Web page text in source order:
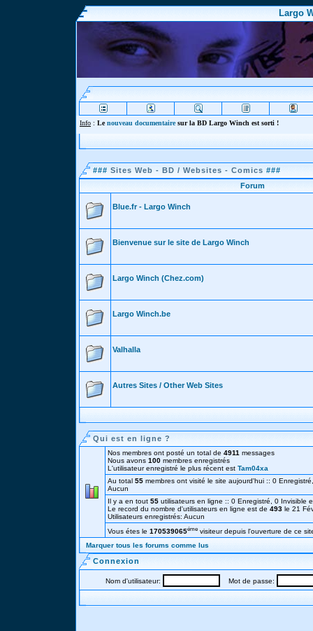
Largo
Info : Lenouveau documentairesur la BD Largo Winch est sorti !
### Sites Web - BD / Websites - Comics ###
Forum
Blue.fr - Largo Winch
Bienvenue sur le site de Largo Winch
Largo Winch (Chez.com)
Largo Winch.be
Valhalla
Autres Sites / Other Web Sites
Qui est en ligne ?
Nos membres ont posté un total de 4911 messages
Nous avons 100 membres enregistrés
L'utilisateur enregistré le plus récent est Tam04xa
Au total 55 membres ont visité le site aujourd'hui :: 0
Aucun
Il y a en tout 55 utilisateurs en ligne :: 0 Enregistré, 0
Le record du nombre d'utilisateurs en ligne est de 493 le 21
Utilisateurs enregistrés: Aucun
Vous étes le 170539065éme visiteur depuis l'ouverture de ce
Marquer tous les forums comme lus
Connexion
Nom d'utilisateur: Mot de passe: